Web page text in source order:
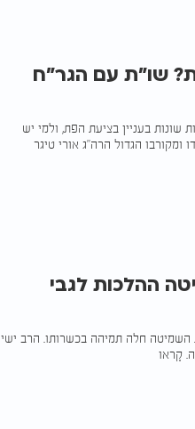
שו"ת עם הגר"ח
שונות בעניין בציעת הפת, ולמי יש
ומקורבו הגדול הרה"ג אורי טיגר
ההלכות לגבי
חלה תמיהה בכשרותו. הרב ישי
קִראו